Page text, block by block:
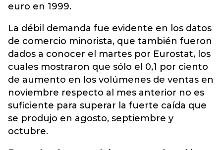
euro en 1999.
La débil demanda fue evidente en los datos
de comercio minorista, que también fueron
dados a conocer el martes por Eurostat, los
cuales mostraron que sólo el 0,1 por ciento
de aumento en los volúmenes de ventas en
noviembre respecto al mes anterior no es
suficiente para superar la fuerte caída que
se produjo en agosto, septiembre y
octubre.